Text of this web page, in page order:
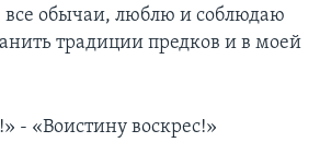
обычаи, люблю и соблюдаю
традиции предков и в моей
- «Воистину воскрес!»